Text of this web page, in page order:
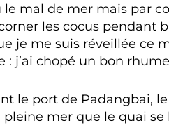
le mal de mer mais par
les cocus pendant
je me suis réveillée ce
: j’ai chopé un bon
le port de Padangbai,
mer que le quai se